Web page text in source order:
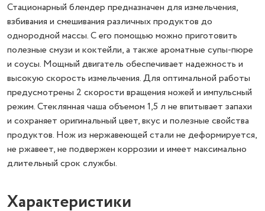
Стационарный блендер предназначен для измельчения,
взбивания и смешивания различных продуктов до
однородной массы. С его помощью можно приготовить
полезные смузи и коктейли, а также ароматные супы-пюре
и соусы. Мощный двигатель обеспечивает надежность и
высокую скорость измельчения. Для оптимальной работы
предусмотрены 2 скорости вращения ножей и импульсный
режим. Стеклянная чаша объемом 1,5 л не впитывает запахи
и сохраняет оригинальный цвет, вкус и полезные свойства
продуктов. Нож из нержавеющей стали не деформируется,
не ржавеет, не подвержен коррозии и имеет максимально
длительный срок службы.
Характеристики